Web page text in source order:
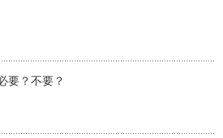
要？不要？